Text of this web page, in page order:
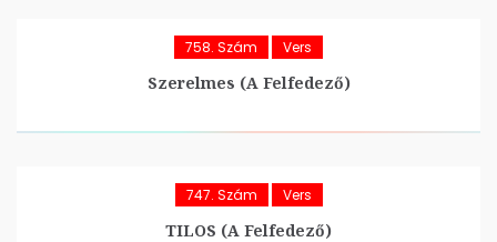
758. Szám Vers
Szerelmes (A Felfedező)
747. Szám Vers
TILOS (A Felfedező)